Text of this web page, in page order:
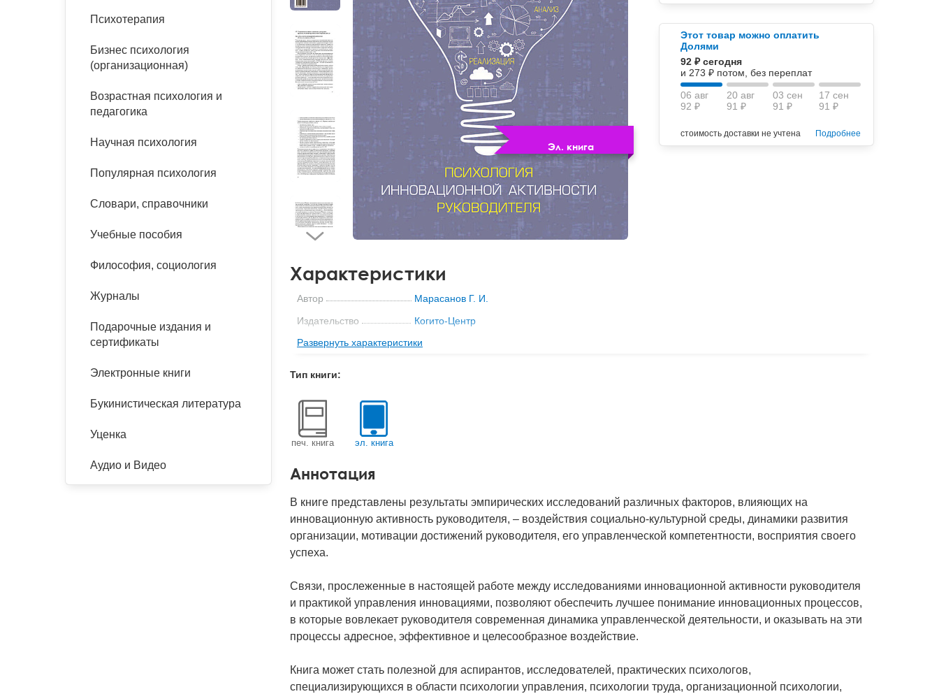
Расстройства пищевого
Тревожные расстройства,
Песочная терапия
Психодрама
Сказкотерапия
Другие направления
психотерапии
Классический, эриксоновский
Психология труда и
Психофизиология
Социальная психология
Социальная и
Учебная литература
Классический и юнгианский
Эл. книга
Этот товар можно оплатить
Долями
92 ₽ сегодня
и 273 ₽ потом, без переплат
06 авг
92 ₽
20 авг
91 ₽
03 сен
91 ₽
17 сен
91 ₽
стоимость доставки не учтена Подробнее
Характеристики
Автор
Марасанов Г. И.
Издательство
Когито-Центр
Вес
0.1 кг
ISBN
Код
Развернуть характеристики
Тип книги:
печ. книга эл. книга
Аннотация
В книге представлены результаты эмпирических исследований различных факторов, влияющих на
инновационную активность руководителя, – воздействия социально-культурной среды, динамики развития
организации, мотивации достижений руководителя, его управленческой компетентности, восприятия своего
успеха.
Связи, прослеженные в настоящей работе между исследованиями инновационной активности руководителя
и практикой управления инновациями, позволяют обеспечить лучшее понимание инновационных процессов,
в которые вовлекает руководителя современная динамика управленческой деятельности, и оказывать на эти
процессы адресное, эффективное и целесообразное воздействие.
Книга может стать полезной для аспирантов, исследователей, практических психологов,
специализирующихся в области психологии управления, психологии труда, организационной психологии,
Психотерапия
Бизнес психология
(организационная)
Возрастная психология и
педагогика
Научная психология
Популярная психология
Словари, справочники
Учебные пособия
Философия, социология
Журналы
Подарочные издания и
сертификаты
Электронные книги
Букинистическая литература
Уценка
Аудио и Видео